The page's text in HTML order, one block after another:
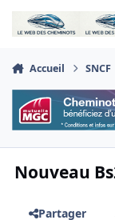
Aller au contenu
Accueil SNCF
Nouveau
Partager